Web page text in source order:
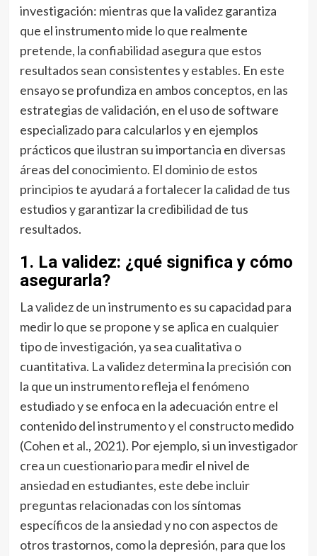
investigación: mientras que la validez garantiza
que el instrumento mide lo que realmente
pretende, la confiabilidad asegura que estos
resultados sean consistentes y estables. En este
ensayo se profundiza en ambos conceptos, en las
estrategias de validación, en el uso de software
especializado para calcularlos y en ejemplos
prácticos que ilustran su importancia en diversas
áreas del conocimiento. El dominio de estos
principios te ayudará a fortalecer la calidad de tus
estudios y garantizar la credibilidad de tus
resultados.
1. La validez: ¿qué significa y cómo
asegurarla?
La validez de un instrumento es su capacidad para
medir lo que se propone y se aplica en cualquier
tipo de investigación, ya sea cualitativa o
cuantitativa. La validez determina la precisión con
la que un instrumento refleja el fenómeno
estudiado y se enfoca en la adecuación entre el
contenido del instrumento y el constructo medido
(Cohen et al., 2021). Por ejemplo, si un investigador
crea un cuestionario para medir el nivel de
ansiedad en estudiantes, este debe incluir
preguntas relacionadas con los síntomas
específicos de la ansiedad y no con aspectos de
otros trastornos, como la depresión, para que los